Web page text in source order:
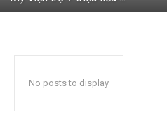
No posts to display